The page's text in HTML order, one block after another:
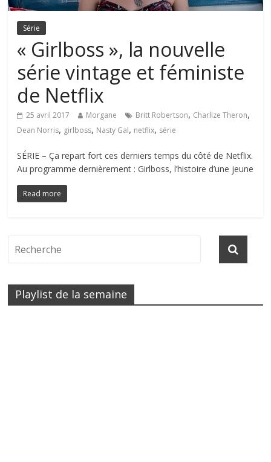
Série
« Girlboss », la nouvelle
série vintage et féministe
de Netflix
25 avril 2017 Morgane Britt Robertson, Charlize Theron,
Dean Norris, girlboss, Nasty Gal, netflix, série
SÉRIE – Ça repart fort ces derniers temps du côté de Netflix.
Au programme dernièrement : Girlboss, l’histoire d’une jeune
Read more
Playlist de la semaine